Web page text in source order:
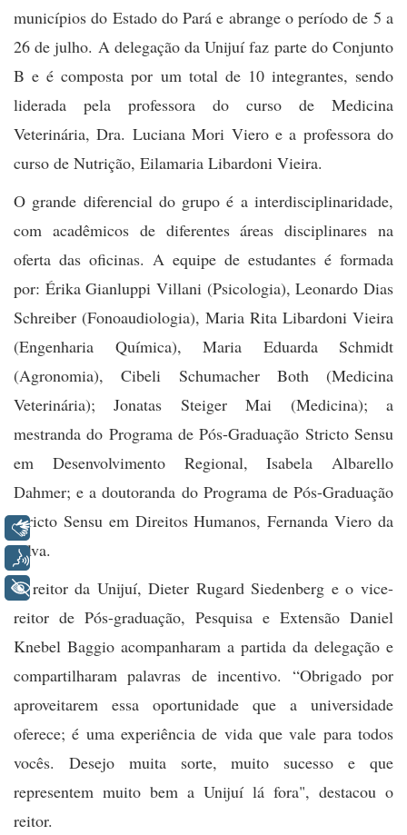
municípios do Estado do Pará e abrange o período de 5 a
26 de julho. A delegação da Unijuí faz parte do Conjunto
B e é composta por um total de 10 integrantes, sendo
liderada pela professora do curso de Medicina
Veterinária, Dra. Luciana Mori Viero e a professora do
curso de Nutrição, Eilamaria Libardoni Vieira.
O grande diferencial do grupo é a interdisciplinaridade,
com acadêmicos de diferentes áreas disciplinares na
oferta das oficinas. A equipe de estudantes é formada
por: Érika Gianluppi Villani (Psicologia), Leonardo Dias
Schreiber (Fonoaudiologia), Maria Rita Libardoni Vieira
(Engenharia Química), Maria Eduarda Schmidt
(Agronomia), Cibeli Schumacher Both (Medicina
Veterinária); Jonatas Steiger Mai (Medicina); a
mestranda do Programa de Pós-Graduação Stricto Sensu
em Desenvolvimento Regional, Isabela Albarello
Dahmer; e a doutoranda do Programa de Pós-Graduação
Stricto Sensu em Direitos Humanos,Fernanda Viero da
Silva.
O reitor da Unijuí, Dieter Rugard Siedenberg e o vice-
reitor de Pós-graduação, Pesquisa e Extensão Daniel
Knebel Baggio acompanharam a partida da delegação e
compartilharam palavras de incentivo. “Obrigado por
aproveitarem essa oportunidade que a universidade
oferece; é uma experiência de vida que vale para todos
vocês. Desejo muita sorte, muito sucesso e que
representem muito bem a Unijuí lá fora", destacou o
reitor.
Libras
+ Acessibilidade